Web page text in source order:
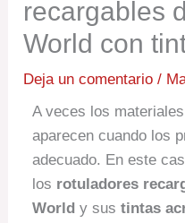
recargables
World con
Deja un comentario /
A veces los
aparecen cuando los
adecuado. En este
los rotuladores
World y sustintas